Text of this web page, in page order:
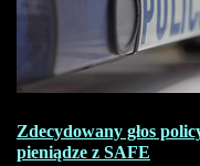
Zdecydowany głos
pieniądze z SAFE